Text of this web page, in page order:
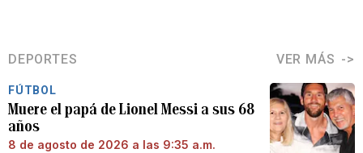
DEPORTES VER MÁS
FÚTBOL
Muere el papá de Lionel Messi a sus 68
años
8 de agosto de 2026 a las 9:35 a.m.